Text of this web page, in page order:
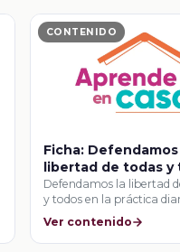
CONTENIDO
Ficha:
libertad de todas y
en la práctica diaria
Defendamos la libertad
y todos en la práctica
Ver contenido